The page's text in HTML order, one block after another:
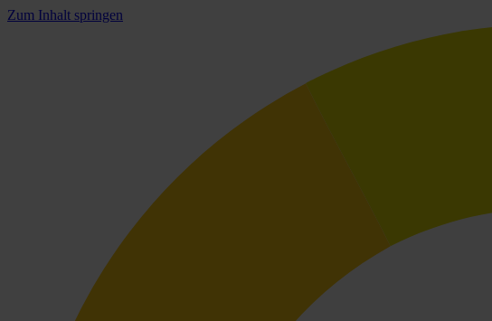
Zum Inhalt springen